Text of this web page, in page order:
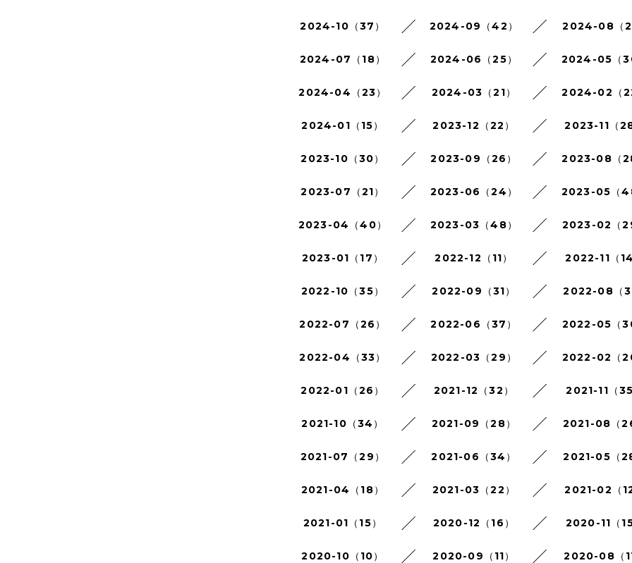
2024-10（37） 2024-09（42） 2024-08（
2024-07（18） 2024-06（25） 2024-05（
2024-04（23） 2024-03（21） 2024-02（
2024-01（15） 2023-12（22） 2023-11（28
2023-10（30） 2023-09（26） 2023-08（
2023-07（21） 2023-06（24） 2023-05（
2023-04（40） 2023-03（48） 2023-02（
2023-01（17） 2022-12（11） 2022-11（14
2022-10（35） 2022-09（31） 2022-08（31
2022-07（26） 2022-06（37） 2022-05（
2022-04（33） 2022-03（29） 2022-02（
2022-01（26） 2021-12（32） 2021-11（35
2021-10（34） 2021-09（28） 2021-08（26
2021-07（29） 2021-06（34） 2021-05（28
2021-04（18） 2021-03（22） 2021-02（12
2021-01（15） 2020-12（16） 2020-11（15
2020-10（10） 2020-09（11） 2020-08（11